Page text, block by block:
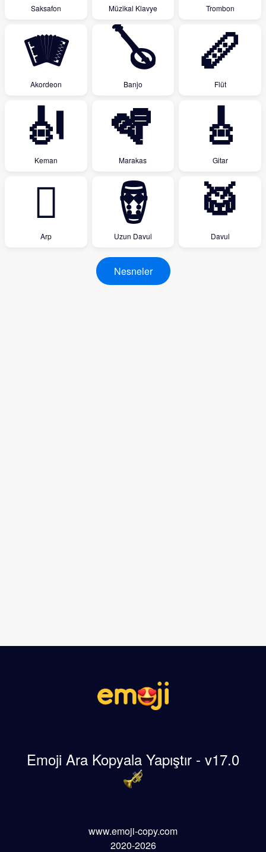
Saksafon Müzikal Klavye Trombon
🪗
Akordeon
🪕
Banjo
🪈
Flüt
🎻
Keman
🪇
Marakas
🎸
Gitar
🪉
Arp
🪘
Uzun Davul
🥁
Davul
Nesneler
Emoji Ara Kopyala Yapıştır - v17.0
www.emoji-copy.com
2020-2026